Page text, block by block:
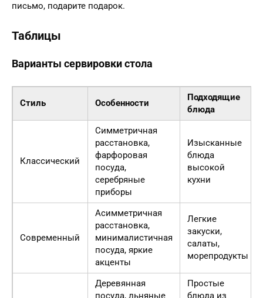
письмо, подарите подарок.
Таблицы
Варианты сервировки стола
Стиль Особенности
Подходящие
блюда
Классический
Симметричная
расстановка,
фарфоровая
посуда,
серебряные
приборы
Изысканные
блюда
высокой
кухни
Современный
Асимметричная
расстановка,
минималистичная
посуда, яркие
акценты
Легкие
закуски,
салаты,
морепродукты
Деревянная
посуда, льняные
Простые
блюда из